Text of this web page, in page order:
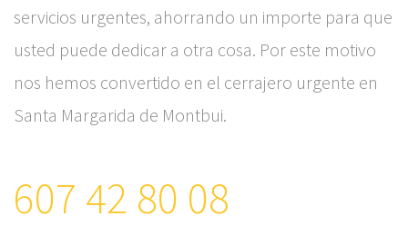
servicios urgentes, ahorrando un importe para que
usted puede dedicar a otra cosa. Por este motivo
nos hemos convertido en el cerrajero urgente en
Santa Margarida de Montbui.
607 42 80 08